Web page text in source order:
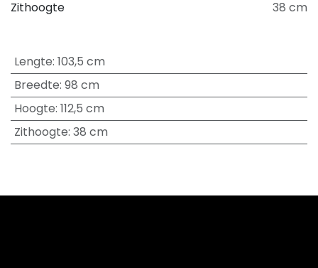
Zithoogte
38 cm
Lengte: 103,5 cm
Breedte: 98 cm
Hoogte: 112,5 cm
Zithoogte: 38 cm